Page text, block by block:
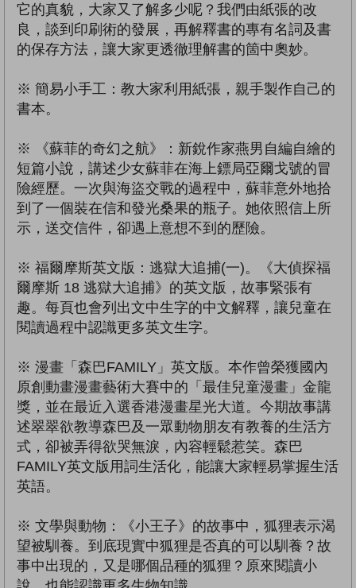
它的真貌，大家又了解多少呢？我們由紙張的改
良，談到印刷術的發展，再解釋書的專有名詞及書
的保存方法，讓大家更透徹理解書的箇中奧妙。
※ 簡易小手工：教大家利用紙張，親手製作自己的
書本。
※ 《蘇菲的奇幻之航》：新銳作家燕男自編自繪的
短篇小說，講述少女蘇菲在海上鏢局亞爾戈號的冒
險經歷。一次與海盜交戰的過程中，蘇菲意外地拾
到了一個裝在信和發光桑果的瓶子。她依照信上所
示，送交信件，卻遇上意想不到的歷險。
※ 福爾摩斯英文版：逃獄大追捕(一)。《大偵探福
爾摩斯 18 逃獄大追捕》的英文版，故事緊張有
趣。每頁也會列出文中生字的中文解釋，讓兒童在
閱讀過程中認識更多英文生字。
※ 漫畫「森巴FAMILY」英文版。本作曾榮獲國內
原創動畫漫畫藝術大賽中的「最佳兒童漫畫」金龍
獎，並在最近入選香港漫畫星光大道。今期故事講
述翠翠欲教導森巴及一眾動物朋友有教養的生活方
式，卻被弄得欲哭無淚，內容輕鬆惹笑。森巴
FAMILY英文版用詞生活化，能讓大家輕易掌握生活
英語。
※ 文學與動物：《小王子》的故事中，狐狸表示渴
望被馴養。到底現實中狐狸是否真的可以馴養？故
事中出現的，又是哪個品種的狐狸？原來閱讀小